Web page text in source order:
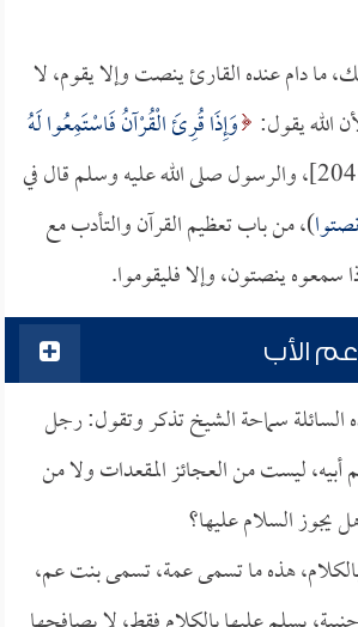
ما دام عنده القارئ ينصت وإلا يقوم، لا
الله يقول: وَإِذَا قُرِئَ الْقُرْآنُ فَاسْتَمِعُوا لَهُ
[الأعراف:204]، والرسول صلى الله عليه وسلم قال في
)، من باب تعظيم القرآن والتأدب مع
سمعوه ينصتون، وإلا فليقوموا.
الأب
السائلة سماحة الشيخ تذكر وتقول: رجل
أبيه، ليست من العجائز المقعدات ولا من
يجوز السلام عليها؟
هذه ما تسمى عمة، تسمى بنت عم،